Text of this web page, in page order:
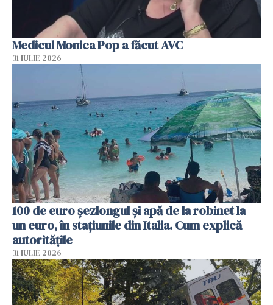
Medicul Monica Pop a făcut AVC
31 IULIE 2026
100 de euro șezlongul și apă de la robinet la
un euro, în stațiunile din Italia. Cum explică
autoritățile
31 IULIE 2026